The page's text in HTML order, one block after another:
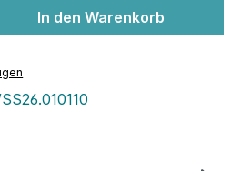
Gib den
In den Warenkorb